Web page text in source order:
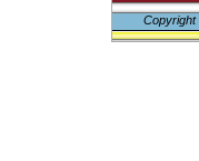
Copyright